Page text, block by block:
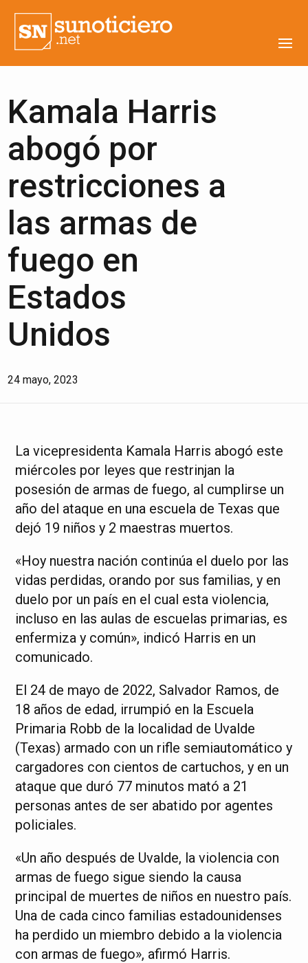
Kamala Harris
abogó por
restricciones a
las armas de
fuego en
Estados
Unidos
24 mayo, 2023
La vicepresidenta Kamala Harris abogó este
miércoles por leyes que restrinjan la
posesión de armas de fuego, al cumplirse un
año del ataque en una escuela de Texas que
dejó 19 niños y 2 maestras muertos.
«Hoy nuestra nación continúa el duelo por las
vidas perdidas, orando por sus familias, y en
duelo por un país en el cual esta violencia,
incluso en las aulas de escuelas primarias, es
enfermiza y común», indicó Harris en un
comunicado.
El 24 de mayo de 2022, Salvador Ramos, de
18 años de edad, irrumpió en la Escuela
Primaria Robb de la localidad de Uvalde
(Texas) armado con un rifle semiautomático y
cargadores con cientos de cartuchos, y en un
ataque que duró 77 minutos mató a 21
personas antes de ser abatido por agentes
policiales.
«Un año después de Uvalde, la violencia con
armas de fuego sigue siendo la causa
principal de muertes de niños en nuestro país.
Una de cada cinco familias estadounidenses
ha perdido un miembro debido a la violencia
con armas de fuego», afirmó Harris.